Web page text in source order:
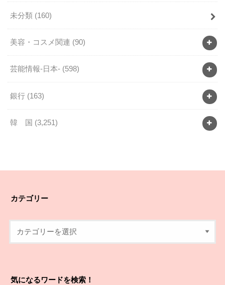
未分類 (160)
美容・コスメ関連 (90)
芸能情報-日本- (598)
銀行 (163)
韓 国 (3,251)
カテゴリー
気になるワードを検索！